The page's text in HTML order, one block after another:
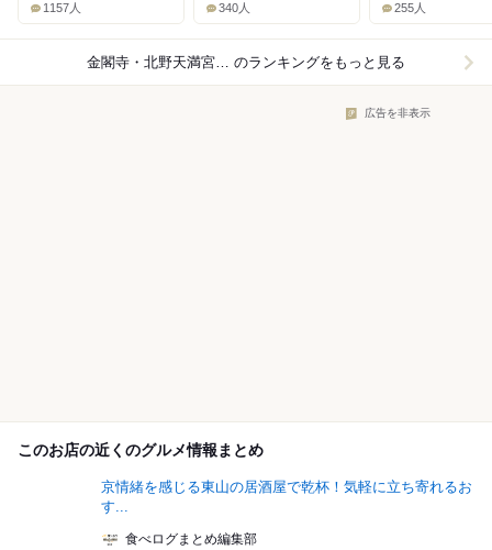
1157人 340人 255人
金閣寺・北野天満宮周辺×スイーツ のランキングをもっと見る
広告を非表示
このお店の近くのグルメ情報まとめ
京情緒を感じる東山の居酒屋で乾杯！気軽に立ち寄れるお
す...
食べログまとめ編集部